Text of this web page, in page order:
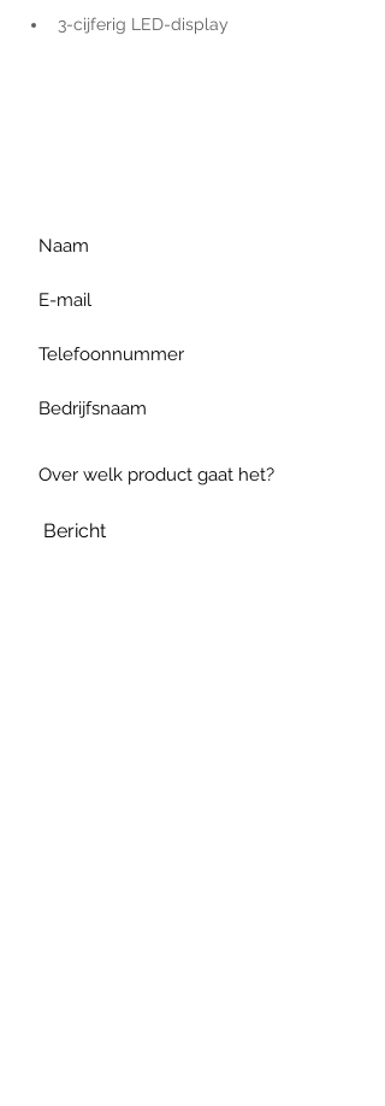
3-cijferig LED-display